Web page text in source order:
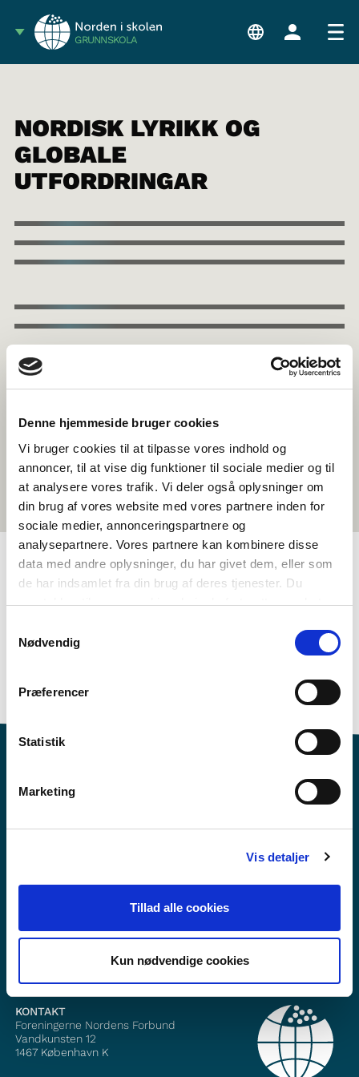
Denne hjemmeside bruger cookies
Vi bruger cookies til at tilpasse vores indhold og
annoncer, til at vise dig funktioner til sociale medier og til
at analysere vores trafik. Vi deler også oplysninger om
din brug af vores website med vores partnere inden for
sociale medier, annonceringspartnere og
analysepartnere. Vores partnere kan kombinere disse
data med andre oplysninger, du har givet dem, eller som
de har indsamlet fra din brug af deres tjenester. Du
samtykker til vores cookies, hvis du fortsætter med at
Nødvendig
Præferencer
Statistik
Marketing
Vis detaljer
Tillad alle cookies
Kun nødvendige cookies
GRUNNSKOLA
TAGS
Språkforståing – skriftleg (DA, NO, SV)
Nordisk litteraturforståing
NORDISK LYRIKK OG
GLOBALE
UTFORDRINGAR
Vil du vite meir om Norden i skolen?
Følg oss på Instagram
KONTAKT
Foreningerne Nordens Forbund
Vandkunsten 12
1467 København K